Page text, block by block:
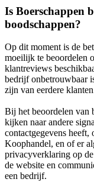
Is Boerschappen
boodschappen?
Op dit moment is de
moeilijk te beoordelen
klantreviews
bedrijf onbetrouwbaar
zijn van eerdere
Bij het beoordelen van
kijken naar andere
contactgegevens
Koophandel, en of er
privacyverklaring op
de website en
een bedrijf.